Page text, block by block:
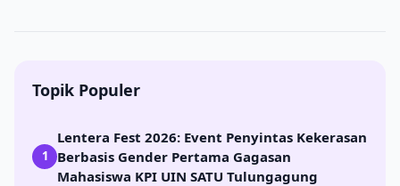
Topik Populer
1
Lentera Fest 2026: Event Penyintas Kekerasan
Berbasis Gender Pertama Gagasan
Mahasiswa KPI UIN SATU Tulungagung